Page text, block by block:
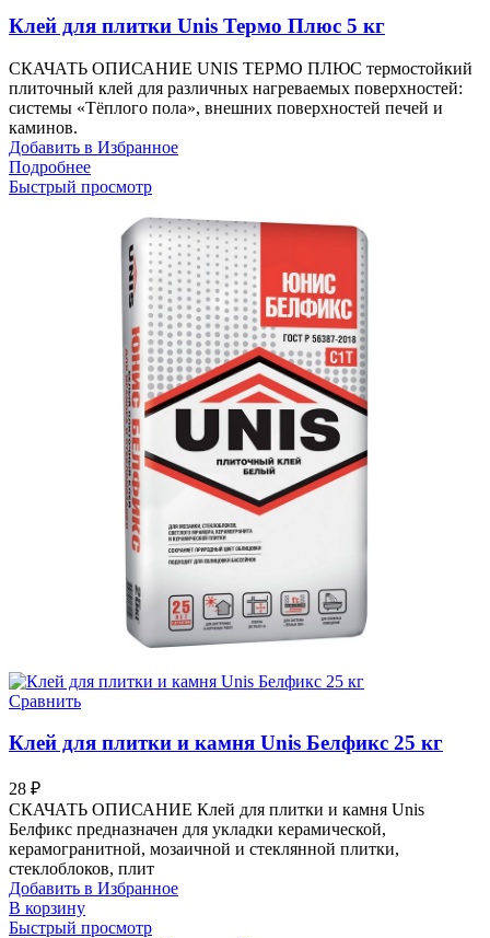
Клей для плитки Unis Термо Плюс 5 кг
СКАЧАТЬ ОПИСАНИЕ UNIS ТЕРМО ПЛЮС термостойкий
плиточный клей для различных нагреваемых поверхностей:
системы «Тёплого пола», внешних поверхностей печей и
каминов.
Добавить в Избранное
Подробнее
Быстрый просмотр
Сравнить
Клей для плитки и камня Unis Белфикс 25 кг
28 ₽
СКАЧАТЬ ОПИСАНИЕ Клей для плитки и камня Unis
Белфикс предназначен для укладки керамической,
керамогранитной, мозаичной и стеклянной плитки,
стеклоблоков, плит
Добавить в Избранное
В корзину
Быстрый просмотр